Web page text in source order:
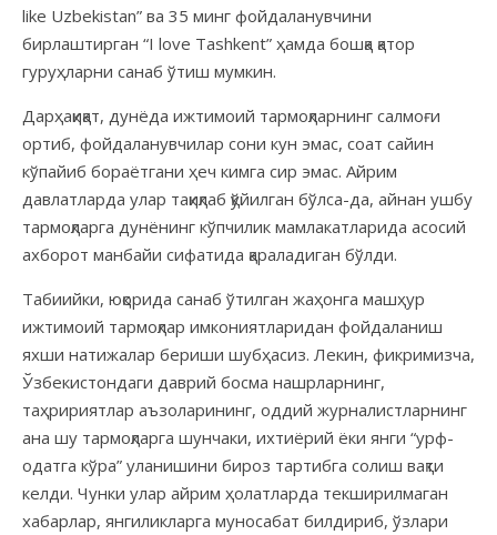
like Uzbekistan” ва 35 минг фойдаланувчини
бирлаштирган “I love Tashkent” ҳамда бошқа қатор
гуруҳларни санаб ўтиш мумкин.
Дарҳақиқат, дунёда ижтимоий тармоқларнинг салмоғи
ортиб, фойдаланувчилар сони кун эмас, соат сайин
кўпайиб бораётгани ҳеч кимга сир эмас. Айрим
давлатларда улар тақиқлаб қўйилган бўлса-да, айнан ушбу
тармоқларга дунёнинг кўпчилик мамлакатларида асосий
ахборот манбайи сифатида қараладиган бўлди.
Табиийки, юқорида санаб ўтилган жаҳонга машҳур
ижтимоий тармоқлар имкониятларидан фойдаланиш
яхши натижалар бериши шубҳасиз. Лекин, фикримизча,
Ўзбекистондаги даврий босма нашрларнинг,
таҳририятлар аъзоларининг, оддий журналистларнинг
ана шу тармоқларга шунчаки, ихтиёрий ёки янги “урф-
одатга кўра” уланишини бироз тартибга солиш вақти
келди. Чунки улар айрим ҳолатларда текширилмаган
хабарлар, янгиликларга муносабат билдириб, ўзлари